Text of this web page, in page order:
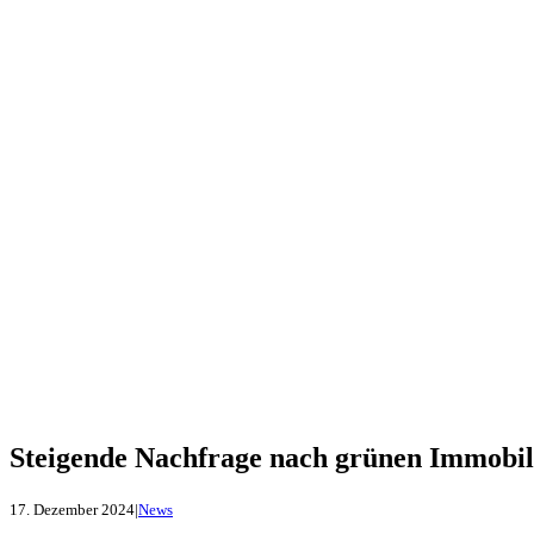
Steigende Nachfrage nach grünen
17. Dezember 2024|News